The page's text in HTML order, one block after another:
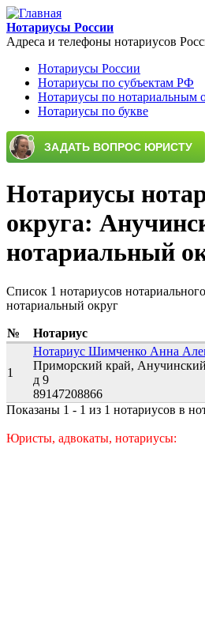
Перейти к основному содержанию
Нотариусы России
Адреса и телефоны нотариусов
Main menu
Нотариусы России
Нотариусы по субъектам РФ
Нотариусы по нотариальным
Нотариусы по букве
Нотариусы
округа:
нотариальный
Список 1 нотариусов
нотариальный округ
№ Нотариус
1
Нотариус Шимченко Анна
Приморский край,
д 9
89147208866
Показаны 1 - 1 из 1 нотариусов в
Юристы, адвокаты, нотариусы: